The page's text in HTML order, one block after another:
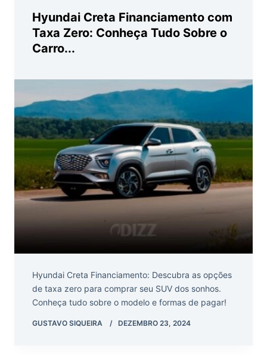
Hyundai Creta Financiamento com
Taxa Zero: Conheça Tudo Sobre o
Carro...
Hyundai Creta Financiamento: Descubra as opções
de taxa zero para comprar seu SUV dos sonhos.
Conheça tudo sobre o modelo e formas de pagar!
GUSTAVO SIQUEIRA DEZEMBRO 23, 2024